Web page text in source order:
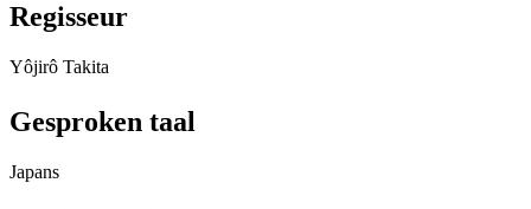
Regisseur
Yôjirô Takita
Gesproken taal
Japans